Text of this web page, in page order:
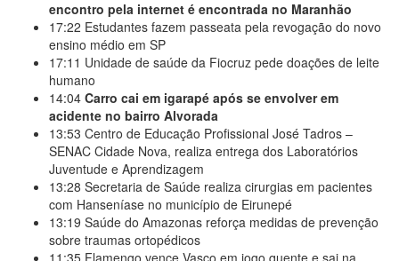
encontro pela internet é encontrada no Maranhão
17:22 Estudantes fazem passeata pela revogação do novo
ensino médio em SP
17:11 Unidade de saúde da Fiocruz pede doações de leite
humano
14:04 Carro cai em igarapé após se envolver em
acidente no bairro Alvorada
13:53 Centro de Educação Profissional José Tadros –
SENAC Cidade Nova, realiza entrega dos Laboratórios
Juventude e Aprendizagem
13:28 Secretaria de Saúde realiza cirurgias em pacientes
com Hanseníase no município de Eirunepé
13:19 Saúde do Amazonas reforça medidas de prevenção
sobre traumas ortopédicos
11:35 Flamengo vence Vasco em jogo quente e sai na